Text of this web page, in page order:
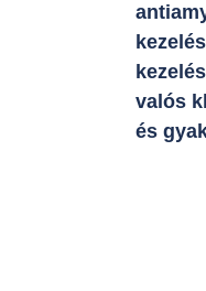
valós
és